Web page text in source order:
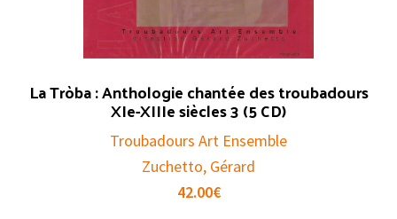
La Tròba : Anthologie chantée des troubadours
XIe-XIIIe siècles 3 (5 CD)
Troubadours Art Ensemble
Zuchetto, Gérard
42.00€